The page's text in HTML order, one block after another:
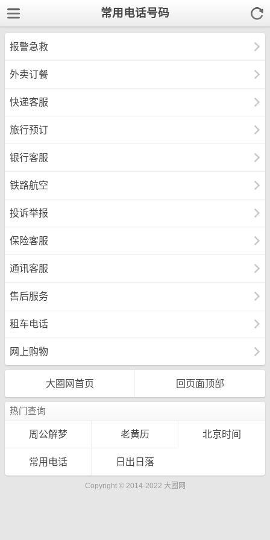
常用电话号码
报警急救
外卖订餐
快递客服
旅行预订
银行客服
铁路航空
投诉举报
保险客服
通讯客服
售后服务
租车电话
网上购物
大圈网首页 回页面顶部
热门查询
周公解梦 老黄历 北京时间
常用电话 日出日落
Copyright © 2014-2022 大圈网